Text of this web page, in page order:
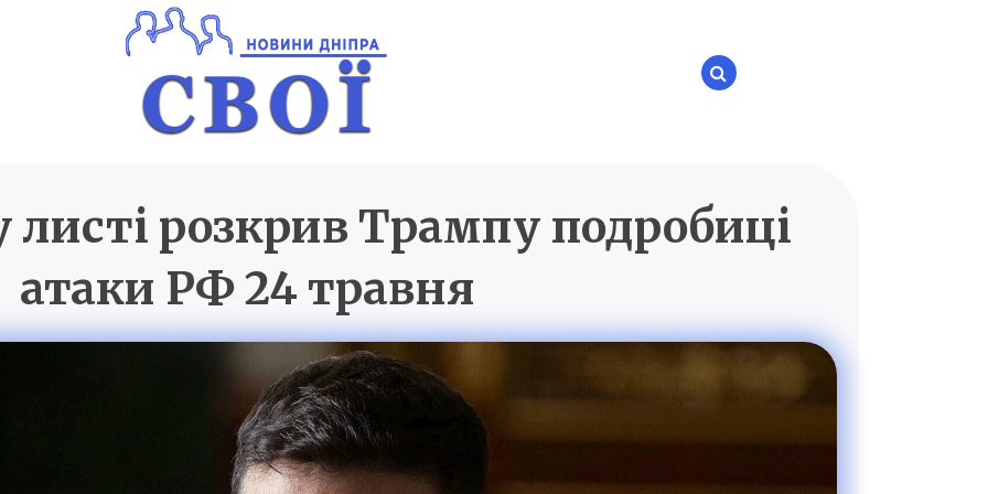
SVOI.DP.UA
Новини Дніпра
листі розкрив Трампу подробиці
атаки РФ 24 травня